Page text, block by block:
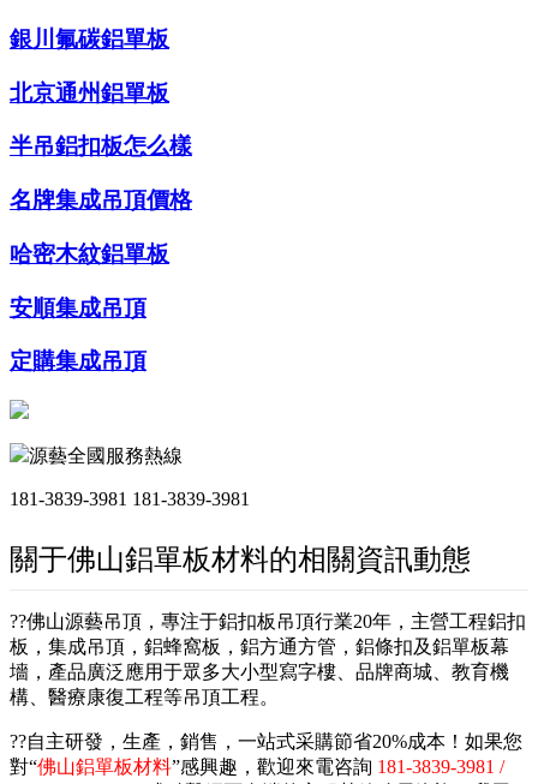
銀川氟碳鋁單板
北京通州鋁單板
半吊鋁扣板怎么樣
名牌集成吊頂價格
哈密木紋鋁單板
安順集成吊頂
定購集成吊頂
源藝全國服務熱線
181-3839-3981 181-3839-3981
關于佛山鋁單板材料的相關資訊動態
??佛山源藝吊頂，專注于鋁扣板吊頂行業20年，主營工程鋁扣
板，集成吊頂，鋁蜂窩板，鋁方通方管，鋁條扣及鋁單板幕
墻，產品廣泛應用于眾多大小型寫字樓、品牌商城、教育機
構、醫療康復工程等吊頂工程。
??自主研發，生產，銷售，一站式采購節省20%成本！如果您
對“佛山鋁單板材料”感興趣，歡迎來電咨詢 181-3839-3981 /